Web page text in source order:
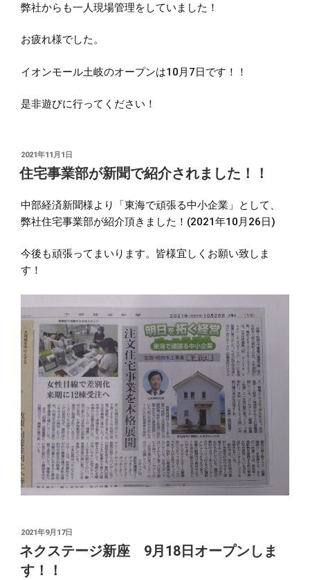
弊社からも一人現場管理をしていました！
お疲れ様でした。
イオンモール土岐のオープンは10月7日です！！
是非遊びに行ってください！
投
稿
日:
2021年11月1日
住宅事業部が新聞で紹介されました！！
中部経済新聞様より「東海で頑張る中小企業」として、
弊社住宅事業部が紹介頂きました！(2021年10月26日)
今後も頑張ってまいります。皆様宜しくお願い致しま
す！
投
稿
日:
2021年9月17日
ネクステージ新座 9月18日オープンしま
す！！